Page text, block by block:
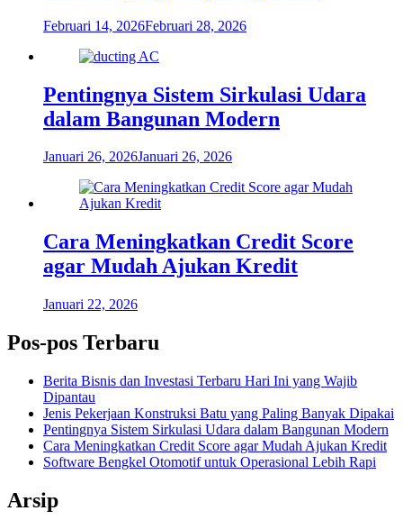
Februari 14, 2026Februari 28, 2026
Pentingnya Sistem Sirkulasi Udara
dalam Bangunan Modern
Januari 26, 2026Januari 26, 2026
Cara Meningkatkan Credit Score
agar Mudah Ajukan Kredit
Januari 22, 2026
Pos-pos Terbaru
Berita Bisnis dan Investasi Terbaru Hari Ini yang Wajib
Dipantau
Jenis Pekerjaan Konstruksi Batu yang Paling Banyak Dipakai
Pentingnya Sistem Sirkulasi Udara dalam Bangunan Modern
Cara Meningkatkan Credit Score agar Mudah Ajukan Kredit
Software Bengkel Otomotif untuk Operasional Lebih Rapi
Arsip